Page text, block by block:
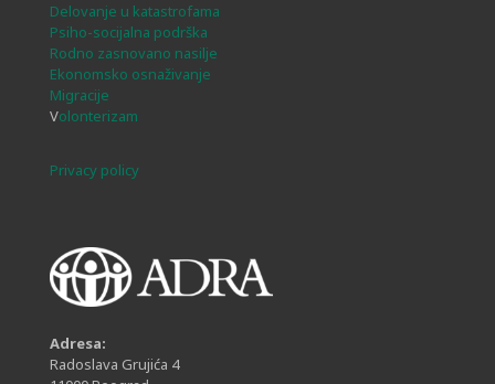
Delovanje u katastrofama
Psiho-socijalna podrška
Rodno zasnovano nasilje
Ekonomsko osnaživanje
Migracije
Volonterizam
Privacy policy
Adresa:
Radoslava Grujića 4